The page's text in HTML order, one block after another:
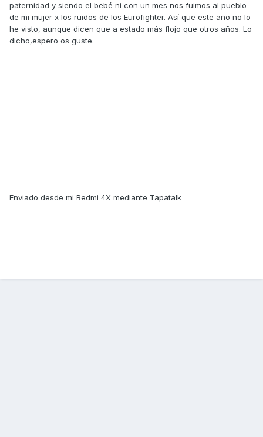
paternidad y siendo el bebé ni con un mes nos fuimos al pueblo
de mi mujer x los ruidos de los Eurofighter. Así que este año no lo
he visto, aunque dicen que a estado más flojo que otros años. Lo
dicho,espero os guste.
Enviado desde mi Redmi 4X mediante Tapatalk